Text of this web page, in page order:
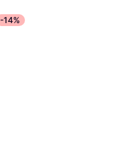
-14%